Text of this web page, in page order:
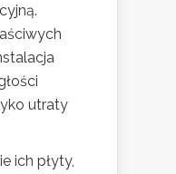
utraty
ich płyty,